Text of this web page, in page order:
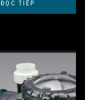
ĐỌC TIẾP